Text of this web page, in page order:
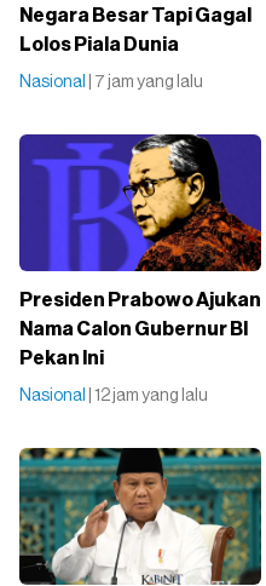
Negara Besar Tapi Gagal
Lolos Piala Dunia
Nasional | 7 jam yang lalu
Presiden Prabowo Ajukan
Nama Calon Gubernur BI
Pekan Ini
Nasional | 12 jam yang lalu